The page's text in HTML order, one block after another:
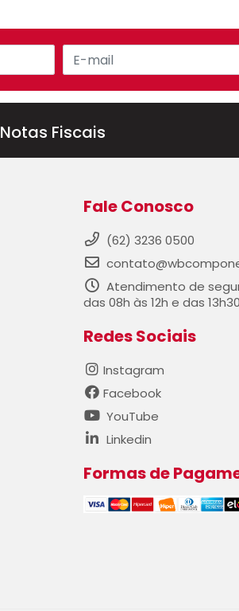
Notas Fiscais
Fale Conosco
(62) 3236 0500
Atendimento de
das 08h às 12h e das
Redes Sociais
Instagram
Facebook
YouTube
Linkedin
Formas de